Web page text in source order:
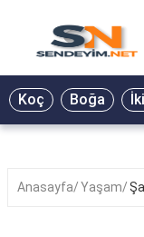
BİYOGRAFİ
GALERİ
Koç Boğa
Anasayfa Yaşam